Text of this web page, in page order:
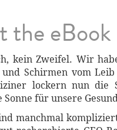
the eBook
kein Zweifel. Wir
Schirmen vom
lockern nun die
für unsere
manchmal